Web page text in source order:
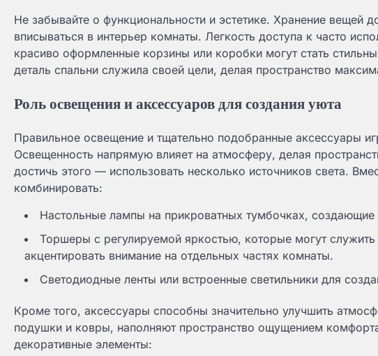
Не забывайте о функциональности и эстетике. Хранение
вписываться в интерьер комнаты. Легкость доступа к часто
красиво оформленные корзины или коробки могут стать
деталь спальни служила своей цели, делая пространство
Роль освещения и аксессуаров для создания уюта
Правильное освещение и тщательно подобранные аксессуары
Освещенность напрямую влияет на атмосферу, делая
достичь этого — использовать несколько источников света.
комбинировать:
Настольные лампы на прикроватных тумбочках, создающие
Торшеры с регулируемой яркостью, которые могут
акцентировать внимание на отдельных частях комнаты.
Светодиодные ленты или встроенные светильники для
Кроме того, аксессуары способны значительно улучшить
подушки и ковры, наполняют пространство ощущением
декоративные элементы: